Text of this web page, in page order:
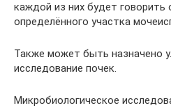
каждой из них будет говорить
определённого участка
Также может быть назначено
исследование почек.
Микробиологическое